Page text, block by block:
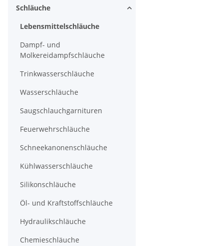
Schläuche
Lebensmittelschläuche
Dampf- und
Molkereidampfschläuche
Trinkwasserschläuche
Wasserschläuche
Saugschlauchgarnituren
Feuerwehrschläuche
Schneekanonenschläuche
Kühlwasserschläuche
Silikonschläuche
Öl- und Kraftstoffschläuche
Hydraulikschläuche
Chemieschläuche